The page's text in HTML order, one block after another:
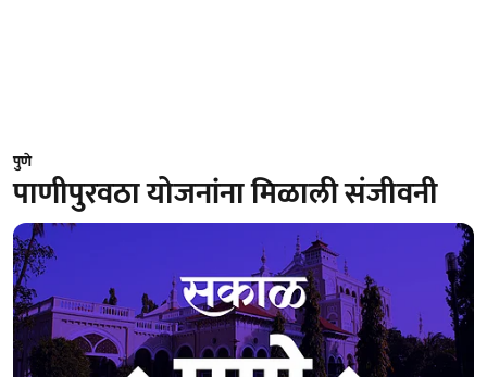
पुणे
पाणीपुरवठा योजनांना मिळाली संजीवनी